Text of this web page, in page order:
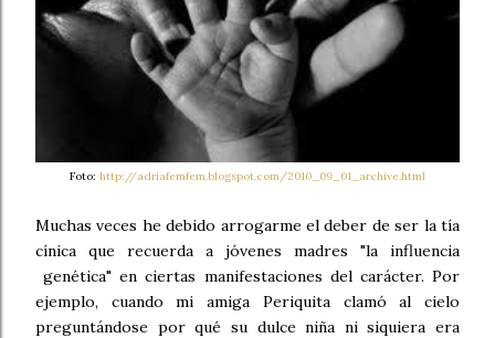
Foto: http://adriafemfem.blogspot.com/2010_09_01_archive.html
Muchas veces he debido arrogarme el deber de ser la tía
cínica que recuerda a jóvenes madres "la influencia
genética" en ciertas manifestaciones del carácter. Por
ejemplo, cuando mi amiga Periquita clamó al cielo
preguntándose por qué su dulce niña ni siquiera era